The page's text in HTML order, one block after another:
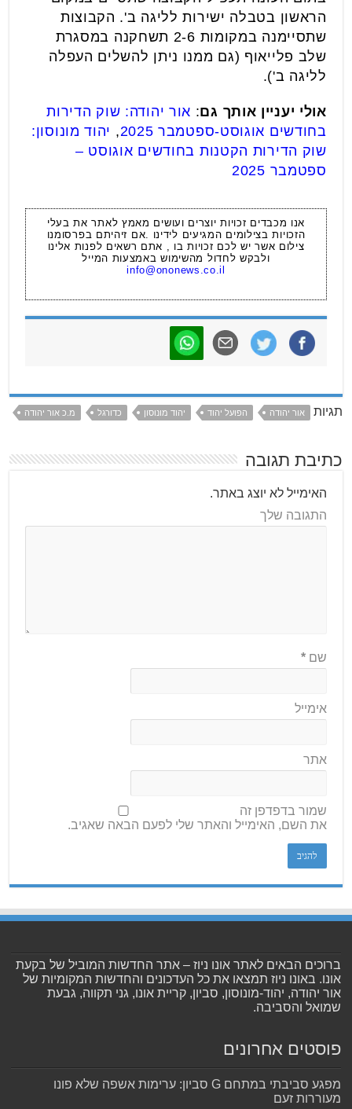
הראשון בטבלה ישירות לליגה ב'. הקבוצות
שתסיימנה במקומות 2-6 תשחקנה במסגרת
שלב פלייאוף (גם ממנו ניתן להשלים העפלה
לליגה ב').
אולי יעניין אותך גם: אור יהודה: שוק הדירות
בחודשים אוגוסט-ספטמבר 2025
, יהוד מונוסון:
שוק הדירות הקטנות בחודשים אוגוסט –
ספטמבר 2025
אנו מכבדים זכויות יוצרים ועושים מאמץ לאתר את בעלי
הזכויות בצילומים המגיעים לידינו .אם זיהיתם בפרסומנו
צילום אשר יש לכם זכויות בו , אתם רשאים לפנות אלינו
ולבקש לחדול מהשימוש באמצעות המייל
info@ononews.co.il
תגיות אור יהודה הפועל יהוד יהוד מונוסון כדורגל מ.כ אור יהודה
כתיבת תגובה
האימייל לא יוצג באתר.
התגובה שלך
שם*
אימייל
אתר
שמור בדפדפן זה
את השם, האימייל והאתר שלי לפעם הבאה שאגיב.
ברוכים הבאים לאתר אונו ניוז – אתר החדשות המוביל של בקעת
אונו. באונו ניוז תמצאו את כל העדכונים והחדשות המקומיות של
אור יהודה, יהוד-מונוסון, סביון, קריית אונו, גני תקווה, גבעת
שמואל והסביבה.
פוסטים אחרונים
מפגע סביבתי במתחם G סביון: ערימות אשפה שלא פונו
מעוררות זעם